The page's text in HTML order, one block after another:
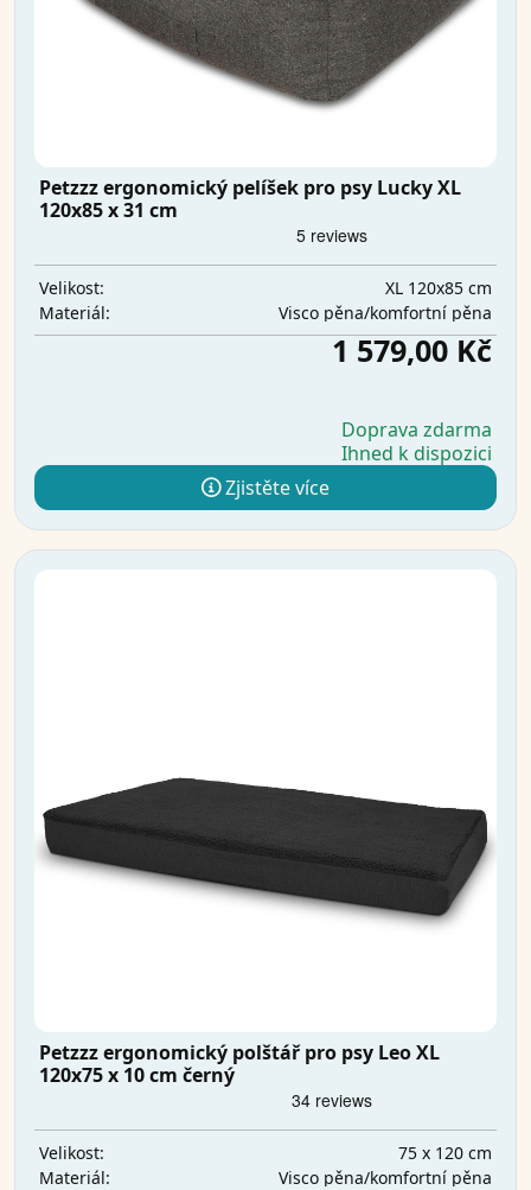
Petzzz ergonomický pelíšek pro psy Lucky XL
120x85 x 31 cm
Velikost:
XL 120x85 cm
Materiál:
Visco pěna/komfortní pěna
1 579,00 Kč
Doprava zdarma
Ihned k dispozici
Zjistěte více
Petzzz ergonomický polštář pro psy Leo XL
120x75 x 10 cm černý
Velikost:
75 x 120 cm
Materiál:
Visco pěna/komfortní pěna